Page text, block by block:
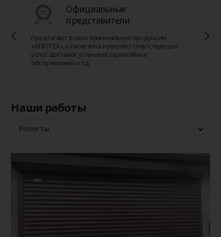
Официальные
представители
Предлагают только оригинальную продукцию
«АЛЮТЕХ», а также весь комплекс сопутствующих
услуг: доставка, установка, гарантийное
обслуживание и т.д.
Наши работы
Роллеты